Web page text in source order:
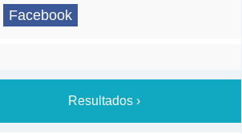
Facebook
Resultados ›